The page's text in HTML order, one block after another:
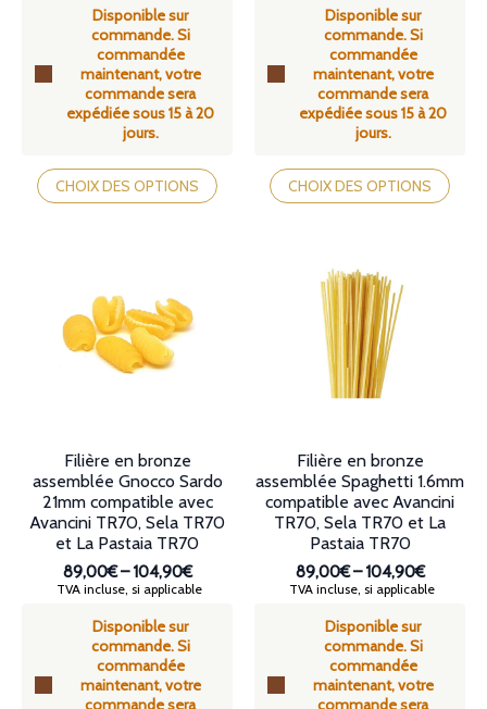
Disponible sur
commande. Si
commandée
maintenant, votre
commande sera
expédiée sous 15 à 20
jours.
prix :
89,00€
à
104,90€
CHOIX DES OPTIONS
produit
a
choisies
produit
Disponible sur
commande. Si
commandée
maintenant, votre
commande sera
expédiée sous 15 à 20
jours.
prix :
89,00€
à
104,90€
CHOIX DES OPTIONS
produit
a
options
peuvent
produit
Disponible sur
commande. Si
commandée
maintenant, votre
commande sera
Filière en bronze
assemblée Gnocco Sardo
21mm compatible avec
Avancini TR70, Sela TR70
et La Pastaia TR70
89,00€–104,90€
Plage
prix :
89,00€
à
104,90€
TVA incluse, si applicable
Disponible sur
commande. Si
commandée
maintenant, votre
commande sera
Filière en bronze
assemblée Spaghetti 1.6mm
compatible avec Avancini
TR70, Sela TR70 et La
Pastaia TR70
89,00€–104,90€
Plage
prix :
89,00€
à
104,90€
TVA incluse, si applicable